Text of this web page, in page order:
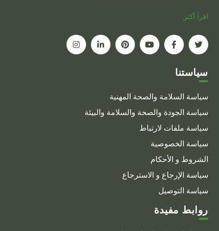
اقرأ أكثر
سياستنا
سياسة السلامة والصحة المهنية
سياسة الجودة والصحة والسلامة والبيئة
سياسة ملفات لارتباط
سياسة الخصوصية
الشروط و الأحكام
سياسة الإرجاع و الاسترجاع
سياسة التوصيل
روابط مفيدة